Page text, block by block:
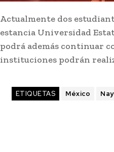
Actualmente dos
estancia Universidad
podrá además continuar
instituciones podrán
ETIQUETAS México